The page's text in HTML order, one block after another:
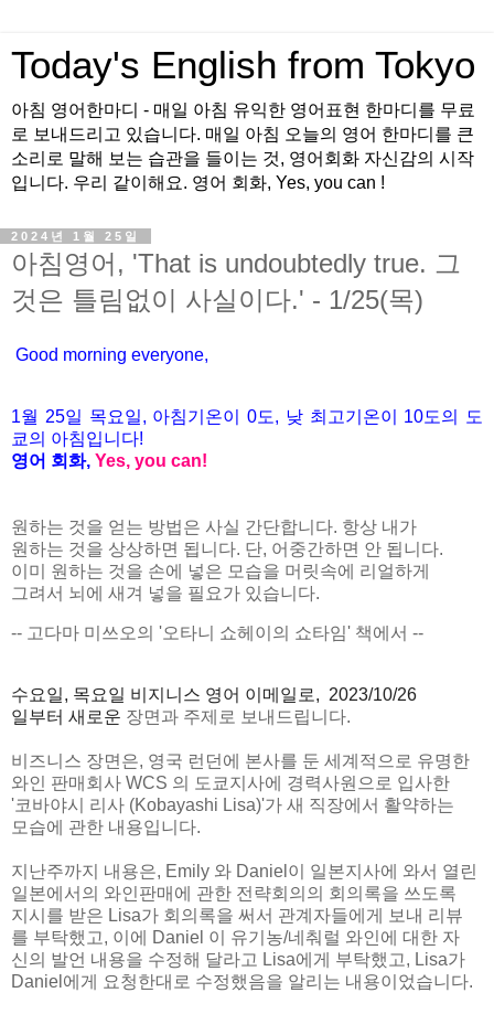
Today's English from Tokyo
아침 영어한마디 - 매일 아침 유익한 영어표현 한마디를 무료
로 보내드리고 있습니다. 매일 아침 오늘의 영어 한마디를 큰
소리로 말해 보는 습관을 들이는 것, 영어회화 자신감의 시작
입니다. 우리 같이해요. 영어 회화, Yes, you can !
2024년 1월 25일
아침영어, 'That is undoubtedly true. 그
것은 틀림없이 사실이다.' - 1/25(목)
Good morning everyone,
1월 25일 목요일, 아침기온이 0도, 낮 최고기온이
10도의 도
쿄의 아침입니다!
영어 회화, Yes, you can!
원하는 것을 얻는 방법은 사실 간단합니다. 항상 내가
원하는 것을 상상하면 됩니다. 단, 어중간하면 안 됩니다.
이미 원하는 것을 손에 넣은 모습을 머릿속에 리얼하게
그려서 뇌에 새겨 넣을 필요가 있습니다.
-- 고다마 미쓰오의 '오타니 쇼헤이의 쇼타임' 책에서 --
수요일, 목요일 비지니스 영어 이메일로, 2023/10/26
일부터 새로운 장면과 주제로 보내드립니다.
비즈니스 장면은, 영국 런던에 본사를 둔 세계적으로 유명한
와인 판매회사 WCS 의 도쿄지사에 경력사원으로 입사한
'코바야시 리사 (Kobayashi Lisa)'가 새 직장에서 활약하는
모습에 관한 내용입니다.
지난주까지 내용은, Emily 와 Daniel이 일본지사에 와서 열린
일본에서의 와인판매에 관한 전략회의의 회의록을 쓰도록
지시를 받은 Lisa가 회의록을 써서 관계자들에게 보내 리뷰
를 부탁했고, 이에 Daniel 이 유기농/네춰럴 와인에 대한 자
신의 발언 내용을 수정해 달라고 Lisa에게 부탁했고, Lisa가
Daniel에게 요청한대로 수정했음을 알리는 내용이었습니다.